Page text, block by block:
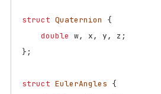
struct Quaternion
{
double w, x, y, z ;
};
struct EulerAngles {